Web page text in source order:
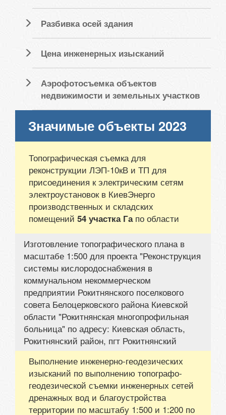
Разбивка осей здания
Цена инженерных изысканий
Аэрофотосъемка объектов
недвижимости и земельных участков
Значимые объекты 2023
Топографическая съемка для
реконструкции ЛЭП-10кВ и ТП для
присоединения к электрическим сетям
электроустановок в КиевЭнерго
производственных и складских
помещений 54 участка Гапо области
Изготовление топографического плана в
масштабе 1:500 для проекта "Реконструкция
системы кислородоснабжения в
коммунальном некоммерческом
предприятии Рокитнянского поселкового
совета Белоцерковского района Киевской
области "Рокитнянская многопрофильная
больница" по адресу: Киевская область,
Рокитнянский район, пгт Рокитнянский
Выполнение инженерно-геодезических
изысканий по выполнению топографо-
геодезической съемки инженерных сетей
дренажных вод и благоустройства
территории по масштабу 1:500 и 1:200 по